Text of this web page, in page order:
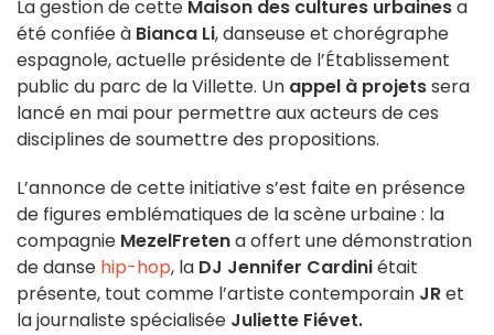
La gestion de cette Maison des cultures urbainesa
été confiée à Bianca Li, danseuse et chorégraphe
espagnole, actuelle présidente de l’Établissement
public du parc de la Villette. Un appel à projetssera
lancé en mai pour permettre aux acteurs de ces
disciplines de soumettre des propositions.
L’annonce de cette initiative s’est faite en présence
de figures emblématiques de la scène urbaine : la
compagnie MezelFretena offert une démonstration
de danse hip-hop, la DJ Jennifer Cardiniétait
présente, tout comme l’artiste contemporain JRet
la journaliste spécialisée Juliette Fiévet.